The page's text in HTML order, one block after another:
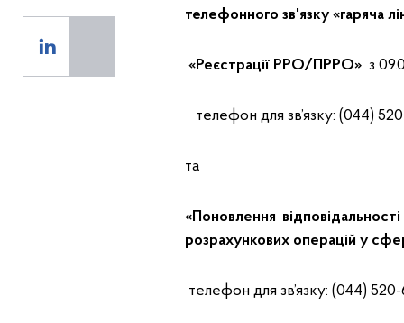
телефонного зв'язку «гаряча
«Реєстрації РРО/ПРРО» з
телефон для зв’язку: (044)
та
«Поновлення
розрахункових операцій у
телефон для зв’язку: (044)